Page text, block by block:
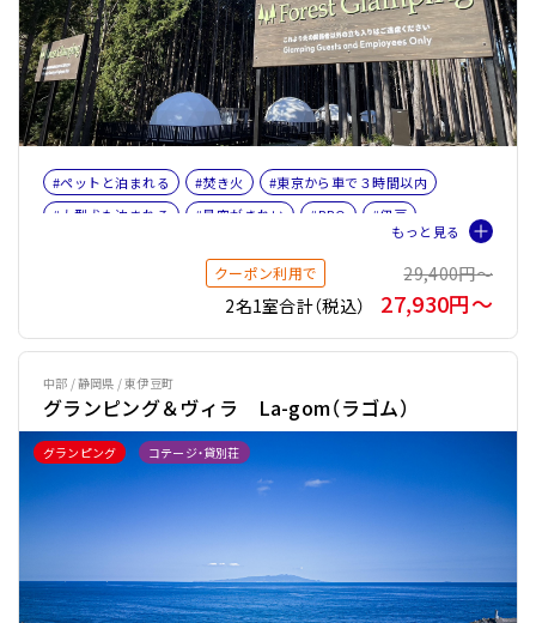
#ペットと泊まれる #焚き火
#東京から車で３時間以内
#大型犬も泊まれる
#星空がきれい #BBQ
#伊豆
クーポン利用で
29,400円〜
2名1室合計（税込）
27,930円〜
グランピング コテージ・貸別荘
中部 / 静岡県 / 東伊豆町
グランピング＆ヴィラ La-gom（ラゴム）